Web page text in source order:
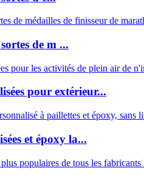
de m ...
pour extérieur...
et époxy la...